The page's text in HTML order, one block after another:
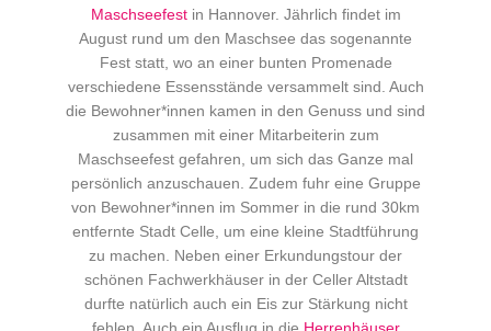
Maschseefestin Hannover. Jährlich findet im
August rund um den Maschsee das sogenannte
Fest statt, wo an einer bunten Promenade
verschiedene Essensstände versammelt sind. Auch
die Bewohner*innen kamen in den Genuss und sind
zusammen mit einer Mitarbeiterin zum
Maschseefest gefahren, um sich das Ganze mal
persönlich anzuschauen. Zudem fuhr eine Gruppe
von Bewohner*innen im Sommer in die rund 30km
entfernte Stadt Celle, um eine kleine Stadtführung
zu machen. Neben einer Erkundungstour der
schönen Fachwerkhäuser in der Celler Altstadt
durfte natürlich auch ein Eis zur Stärkung nicht